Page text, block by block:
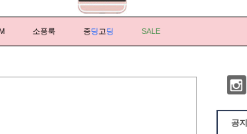
공
소풍룩 중딩고딩 SALE